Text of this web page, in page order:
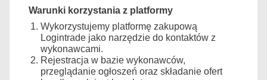
Warunki korzystania z platformy
Wykorzystujemy platformę zakupową
Logintrade jako narzędzie do kontaktów z
wykonawcami.
Rejestracja w bazie wykonawców,
przeglądanie ogłoszeń oraz składanie ofert